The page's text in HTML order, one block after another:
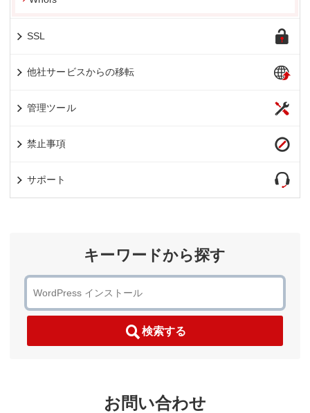
SSL
他社サービスからの移転
管理ツール
禁止事項
サポート
キーワードから探す
検索する
お問い合わせ